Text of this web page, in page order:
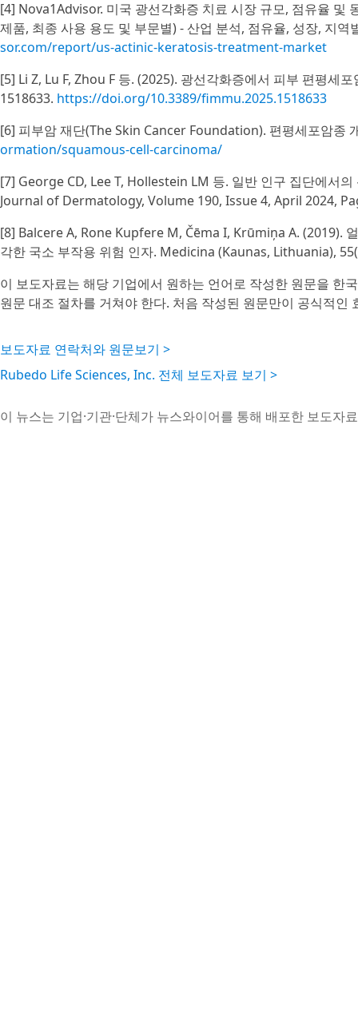
[4] Nova1Advisor. 미국 광선각화증 치료 시장 규모, 점유율 및
제품, 최종 사용 용도 및 부문별) - 산업 분석, 점유율, 성장, 지
sor.com/report/us-actinic-keratosis-treatment-market
[5] Li Z, Lu F, Zhou F 등. (2025). 광선각화증에서 피부 편평
1518633. https://doi.org/10.3389/fimmu.2025.1518633
[6] 피부암 재단(The Skin Cancer Foundation). 편평세포암종
ormation/squamous-cell-carcinoma/
[7] George CD, Lee T, Hollestein LM 등. 일반 인구 집단에서
Journal of Dermatology, Volume 190, Issue 4, April 2024,
[8] Balcere A, Rone Kupfere M, Čēma I, Krūmiņa A. (2019).
각한 국소 부작용 위험 인자. Medicina (Kaunas, Lithuania),
이 보도자료는 해당 기업에서 원하는 언어로 작성한 원문을 한
원문 대조 절차를 거쳐야 한다. 처음 작성된 원문만이 공식적
보도자료 연락처와 원문보기 >
Rubedo Life Sciences, Inc. 전체 보도자료 보기 >
이 뉴스는 기업·기관·단체가 뉴스와이어를 통해 배포한 보도자